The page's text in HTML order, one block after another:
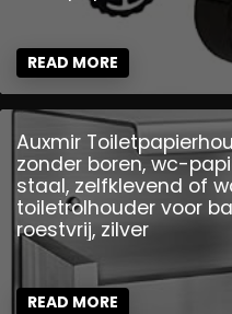
READ MORE
Auxmir
zonder boren, wc-
staal, zelfklevend of
toiletrolhouder voor
roestvrij, zilver
READ MORE